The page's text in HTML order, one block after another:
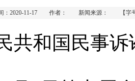
：2020-11-17 作者： 新闻来源： 【字
共和国民事诉